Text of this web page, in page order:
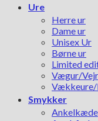
Ure
Herre ur
Dame ur
Unisex Ur
Børne ur
Limited
Vægur/
Smykker
Ankelkæde